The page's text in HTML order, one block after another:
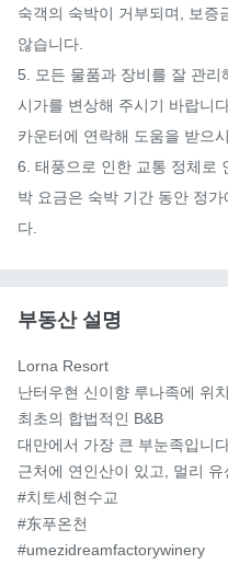
숙객의 숙박이 거부되며, 보증
않습니다.
5. 모든 물품과 장비를 잘 관
시가를 변상해 주시기 바랍니
카운터에 연락해 도움을 받으
6. 태풍으로 인한 교통 정체로
박 요금은 숙박 기간 동안 정
다.
부동산 설명
Lorna Resort
난터우현 신이향 루나족에 위치
최초의 합법적인 B&B
대만에서 가장 큰 부눈족입니
근처에 연인산이 있고, 멀리
#치토세현수교
#东푸온천
#umezidreamfactorywinery